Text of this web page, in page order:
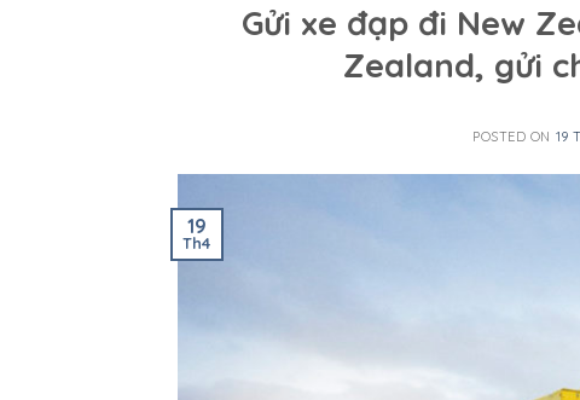
Gửi xe đạp đi New
Zealand, gửi
POSTED ON 19
19
Th4